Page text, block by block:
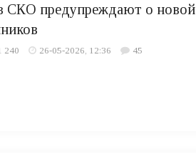
СКО предупреждают о новой
240 26-05-2026, 12:36 45